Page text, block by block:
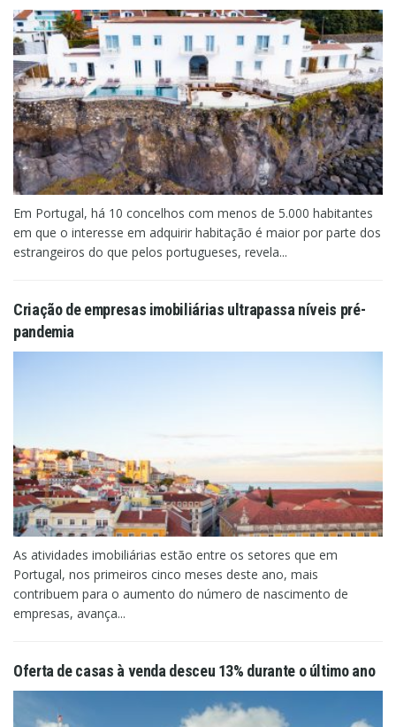
Em Portugal, há 10 concelhos com menos de 5.000 habitantes
em que o interesse em adquirir habitação é maior por parte dos
estrangeiros do que pelos portugueses, revela...
Criação de empresas imobiliárias ultrapassa níveis pré-
pandemia
As atividades imobiliárias estão entre os setores que em
Portugal, nos primeiros cinco meses deste ano, mais
contribuem para o aumento do número de nascimento de
empresas, avança...
Oferta de casas à venda desceu 13% durante o último ano